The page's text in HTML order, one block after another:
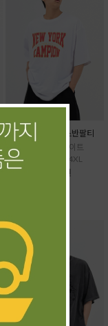
HI 뉴욕16수박스반팔티
색상- 블랙,화이트
사이즈- XL~4XL
37,500원